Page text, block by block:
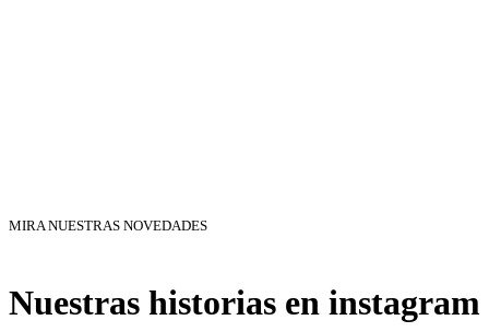
MIRA NUESTRAS NOVEDADES
Nuestras historias en instagram